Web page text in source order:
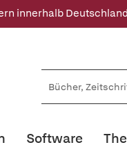
innerhalb
Software